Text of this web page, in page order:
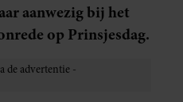
aanwezig bij het
op Prinsjesdag.